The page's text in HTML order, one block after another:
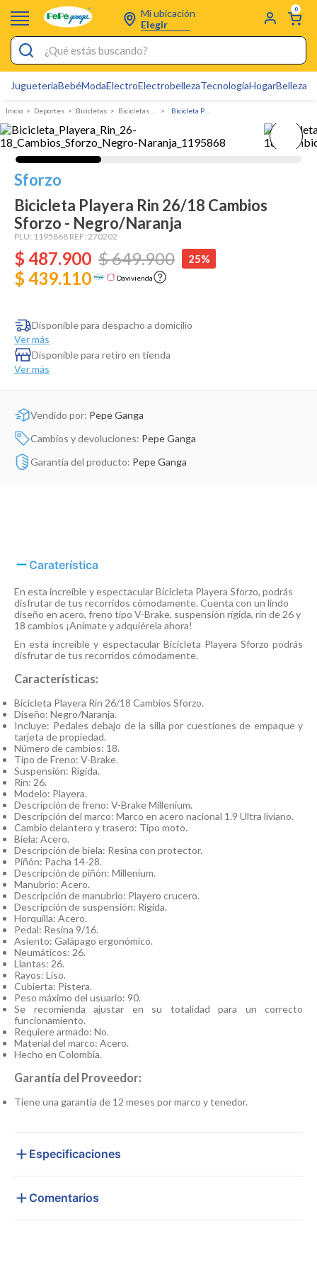
Mi ubicación
Elegir
0
¿Qué estás buscando?
JugueteriaBebéModaElectroElectrobellezaTecnologíaHogarBelleza
Deportes bicicletas Bicicletas de Montaña
Sforzo
Bicicleta Playera Rin 26/18 Cambios
Sforzo - Negro/Naranja
PLU: 1195868 REF: 270202
$ 487.900 $649.900 25%
$ 439.110 Davivienda
Disponible para despacho a domicilio
Ver más
Disponible para retiro en tienda
Ver más
Vendido por: Pepe Ganga
Cambios y devoluciones: Pepe Ganga
Garantía del producto: Pepe Ganga
Caraterística
En esta increíble y espectacular Bicicleta Playera Sforzo, podrás
disfrutar de tus recorridos cómodamente. Cuenta con un lindo
diseño en acero, freno tipo V-Brake, suspensión rígida, rin de 26 y
18 cambios ¡Anímate y adquiérela ahora!
En esta increíble y espectacular Bicicleta Playera Sforzo podrás
disfrutar de tus recorridos cómodamente.
Características:
Bicicleta Playera Rin 26/18 Cambios Sforzo.
Diseño: Negro/Naranja.
Incluye: Pedales debajo de la silla por cuestiones de empaque y
tarjeta de propiedad.
Número de cambios: 18.
Tipo de Freno: V-Brake.
Suspensión: Rígida.
Rin: 26.
Modelo: Playera.
Descripción de freno: V-Brake Millenium.
Descripción del marco: Marco en acero nacional 1.9 Ultra liviano.
Cambio delantero y trasero: Tipo moto.
Biela: Acero.
Descripción de biela: Resina con protector.
Piñón: Pacha 14-28.
Descripción de piñón: Millenium.
Manubrio: Acero.
Descripción de manubrio: Playero crucero.
Descripción de suspensión: Rígida.
Horquilla: Acero.
Pedal: Resina 9/16.
Asiento: Galápago ergonómico.
Neumáticos: 26.
Llantas: 26.
Rayos: Liso.
Cubierta: Pistera.
Peso máximo del usuario: 90.
Se recomienda ajustar en su totalidad para un correcto
funcionamiento.
Requiere armado: No.
Material del marco: Acero.
Hecho en Colombia.
Garantía del Proveedor:
Tiene una garantía de 12 meses por marco y tenedor.
Especificaciones
Comentarios
Pijamas
Electro
Figuras Toy Story
Carters
Silla Mecedora Bebé
Cuna Colecho
Dinosaurio Juguete